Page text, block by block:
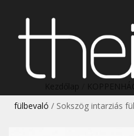
fülbevaló / Sokszög intarziás